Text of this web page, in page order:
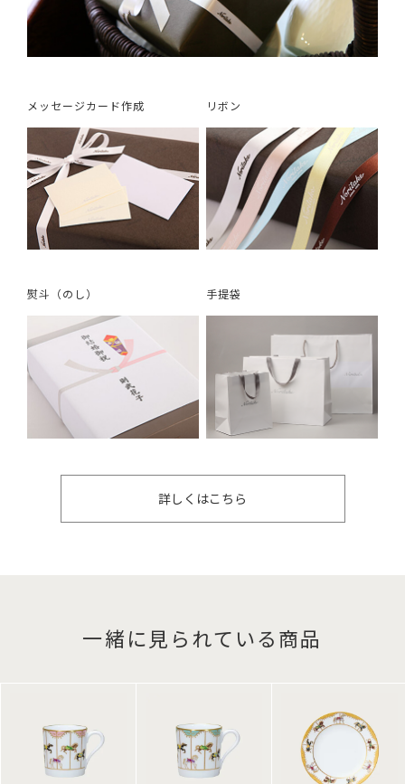
メッセージカード作成 リボン
熨斗（のし） 手提袋
詳しくはこちら
一緒に見られている商品